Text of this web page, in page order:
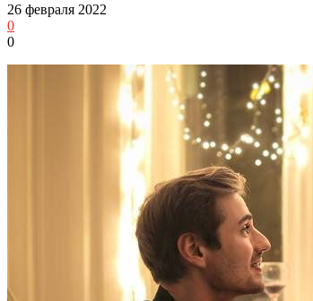
26 февраля 2022
0
0